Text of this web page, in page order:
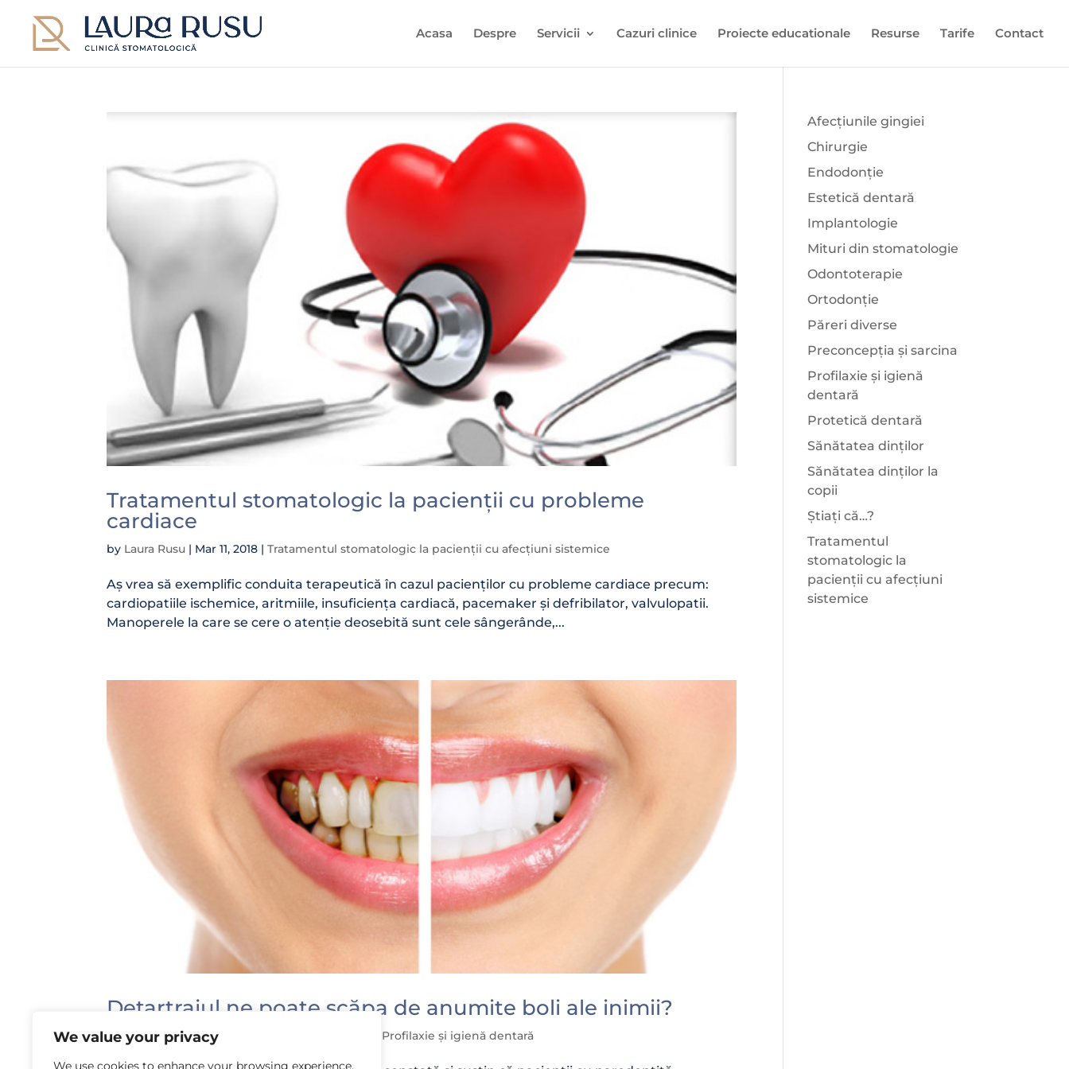
We value your privacy
We use cookies to enhance your browsing experience,
Acasa Despre Servicii Cazuri clinice Proiecte educationale Resurse Tarife Contact
Tratamentul stomatologic la pacienții cu probleme
cardiace
by Laura Rusu | Mar 11, 2018 |Tratamentul stomatologic la pacienții cu afecțiuni sistemice
Aș vrea să exemplific conduita terapeutică în cazul pacienților cu probleme cardiace precum:
cardiopatiile ischemice, aritmiile, insuficiența cardiacă, pacemaker și defribilator, valvulopatii.
Manoperele la care se cere o atenție deosebită sunt cele sângerânde,...
Detartrajul ne poate scăpa de anumite boli ale inimii?
by Laura Rusu|Sep 12, 2016 Profilaxie și igienă dentară
Afecțiunile gingiei
Chirurgie
Endodonție
Estetică dentară
Implantologie
Mituri din stomatologie
Odontoterapie
Ortodonție
Păreri diverse
Preconcepția și sarcina
Profilaxie și igienă
dentară
Protetică dentară
Sănătatea dinților
Sănătatea dinților la
copii
Știați că…?
Tratamentul
stomatologic la
pacienții cu afecțiuni
sistemice